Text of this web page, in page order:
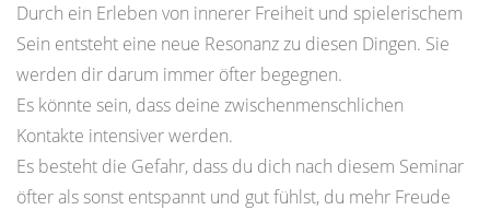
Durch ein Erleben von innerer Freiheit und spielerischem
Sein entsteht eine neue Resonanz zu diesen Dingen. Sie
werden dir darum immer öfter begegnen.
Es könnte sein, dass deine zwischenmenschlichen
Kontakte intensiver werden.
Es besteht die Gefahr, dass du dich nach diesem Seminar
öfter als sonst entspannt und gut fühlst, du mehr Freude